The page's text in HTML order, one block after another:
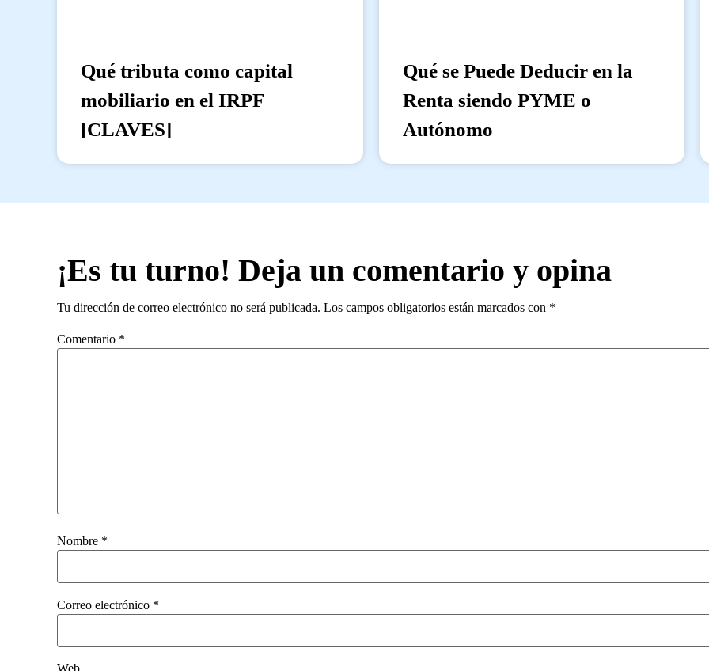
Qué tributa como capital
mobiliario en el IRPF
[CLAVES]
Qué se Puede Deducir en la
Renta siendo PYME o
Autónomo
¡Es tu turno! Deja un comentario y opina
Tu dirección de correo electrónico no será publicada. Los campos obligatorios están marcados con *
Comentario *
Nombre *
Correo electrónico *